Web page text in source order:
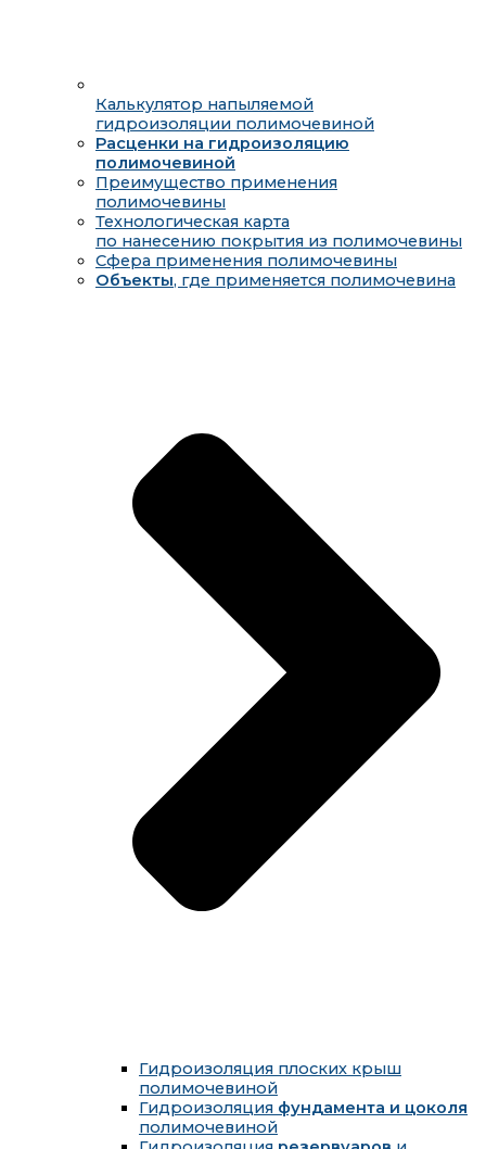
Калькулятор напыляемой
гидроизоляции полимочевиной
Расценки на гидроизоляцию
полимочевиной
Преимущество применения
полимочевины
Технологическая карта
по нанесению покрытия из полимочевины
Сфера применения полимочевины
Объекты, где применяется полимочевина
Гидроизоляция плоских крыш
полимочевиной
Гидроизоляция фундамента и цоколя
полимочевиной